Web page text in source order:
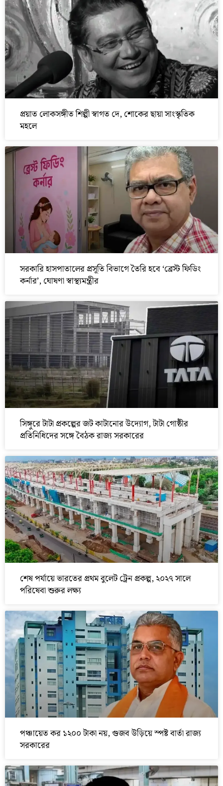
প্রয়াত লোকসঙ্গীত শিল্পী স্বাগত দে, শোকের ছায়া সাংস্কৃতিক
মহলে
সরকারি হাসপাতালের প্রসূতি বিভাগে তৈরি হবে ‘ব্রেস্ট ফিডিং
কর্নার’, ঘোষণা স্বাস্থ্যমন্ত্রীর
সিঙ্গুরে টাটা প্রকল্পের জট কাটানোর উদ্যোগ, টাটা গোষ্ঠীর
প্রতিনিধিদের সঙ্গে বৈঠক রাজ্য সরকারের
শেষ পর্যায়ে ভারতের প্রথম বুলেট ট্রেন প্রকল্প, ২০২৭ সালে
পরিষেবা শুরুর লক্ষ্য
পঞ্চায়েত কর ১২০০ টাকা নয়, গুজব উড়িয়ে স্পষ্ট বার্তা রাজ্য
সরকারের